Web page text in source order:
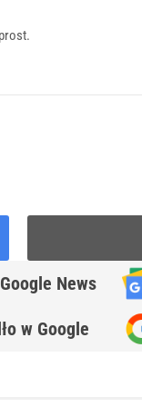
Google News
w Google